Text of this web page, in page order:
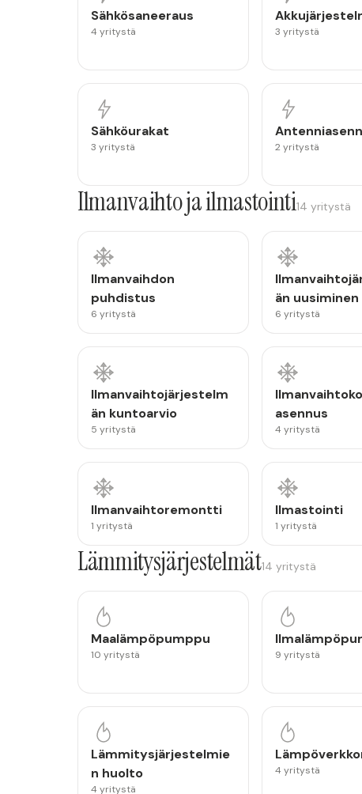
Sähkösaneeraus
4 yritystä 3 yritystä
Sähköurakat
3 yritystä 2 yritystä
Ilmanvaihto ja ilmastointi14 yritystä
Ilmanvaihdon
puhdistus
6 yritystä
än uusiminen
6 yritystä
Ilmanvaihtojärjestelm
än kuntoarvio
5 yritystä
asennus
4 yritystä
Ilmanvaihtoremontti
1 yritystä
Ilmastointi
1 yritystä
Lämmitysjärjestelmät14 yritystä
Maalämpöpumppu
10 yritystä 9 yritystä
Lämmitysjärjestelmie
n huolto
4 yritystä
4 yritystä